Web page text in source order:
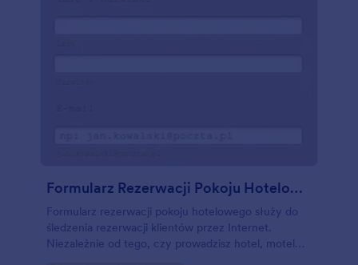
Formularz Rezerwacji Pokoju Hotelowego
Formularz rezerwacji pokoju hotelowego służy do
śledzenia rezerwacji klientów przez Internet.
Niezależnie od tego, czy prowadzisz hotel, motel